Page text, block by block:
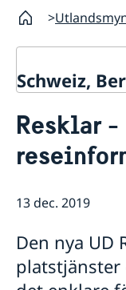
Schweiz,
Om oss
Dataskyddspolicy
Så stöttar vi
Team Sweden
Svenska företag i
Anmäl
Resklar
13 dec. 2019
Den nya UD